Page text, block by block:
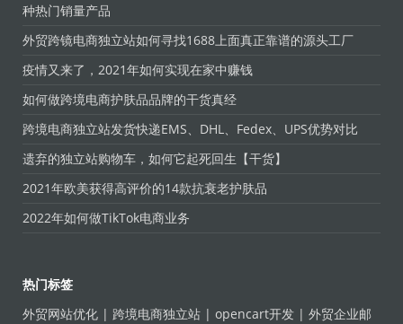
种热门销量产品
外贸跨镜电商独立站如何寻找1688上面真正靠谱的源头工厂
疫情又来了，2021年如何实现在家中赚钱
如何做跨境电商护肤品品牌的干货真经
跨境电商独立站发货快递EMS、DHL、Fedex、UPS优势对比
遗弃的独立站购物车，如何它起死回生【干货】
2021年欧美获得高评价的14款抗衰老护肤品
2022年如何做TikTok电商业务
热门标签
外贸网站优化 | 跨境电商独立站 | opencart开发 | 外贸企业邮